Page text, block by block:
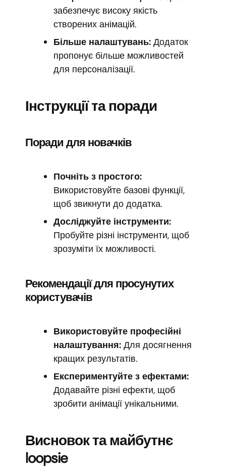
забезпечує високу якість
створених анімацій.
Більше налаштувань: Додаток
пропонує більше можливостей
для персоналізації.
Інструкції та поради
Поради для новачків
Почніть з простого:
Використовуйте базові функції,
щоб звикнути до додатка.
Досліджуйте інструменти:
Пробуйте різні інструменти, щоб
зрозуміти їх можливості.
Рекомендації для просунутих
користувачів
Використовуйте професійні
налаштування: Для досягнення
кращих результатів.
Експериментуйте з ефектами:
Додавайте різні ефекти, щоб
зробити анімації унікальними.
Висновок та майбутнє
loopsie